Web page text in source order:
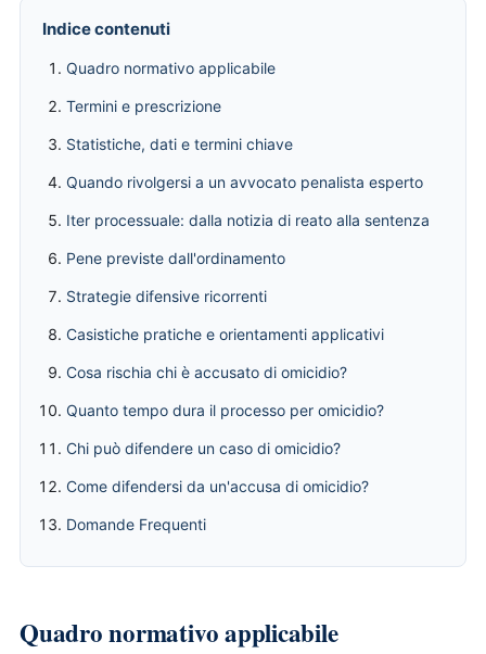
Indice contenuti
Quadro normativo applicabile
Termini e prescrizione
Statistiche, dati e termini chiave
Quando rivolgersi a un avvocato penalista esperto
Iter processuale: dalla notizia di reato alla sentenza
Pene previste dall'ordinamento
Strategie difensive ricorrenti
Casistiche pratiche e orientamenti applicativi
Cosa rischia chi è accusato di omicidio?
Quanto tempo dura il processo per omicidio?
Chi può difendere un caso di omicidio?
Come difendersi da un'accusa di omicidio?
Domande Frequenti
Quadro normativo applicabile